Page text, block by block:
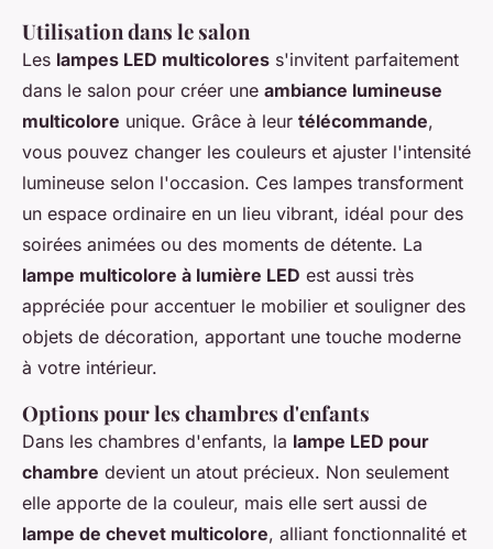
Utilisation dans le salon
Les lampes LED multicolores s'invitent parfaitement
dans le salon pour créer une ambiance lumineuse
multicolore unique. Grâce à leur télécommande,
vous pouvez changer les couleurs et ajuster l'intensité
lumineuse selon l'occasion. Ces lampes transforment
un espace ordinaire en un lieu vibrant, idéal pour des
soirées animées ou des moments de détente. La
lampe multicolore à lumière LED est aussi très
appréciée pour accentuer le mobilier et souligner des
objets de décoration, apportant une touche moderne
à votre intérieur.
Options pour les chambres d'enfants
Dans les chambres d'enfants, la lampe LED pour
chambre devient un atout précieux. Non seulement
elle apporte de la couleur, mais elle sert aussi de
lampe de chevet multicolore, alliant fonctionnalité et